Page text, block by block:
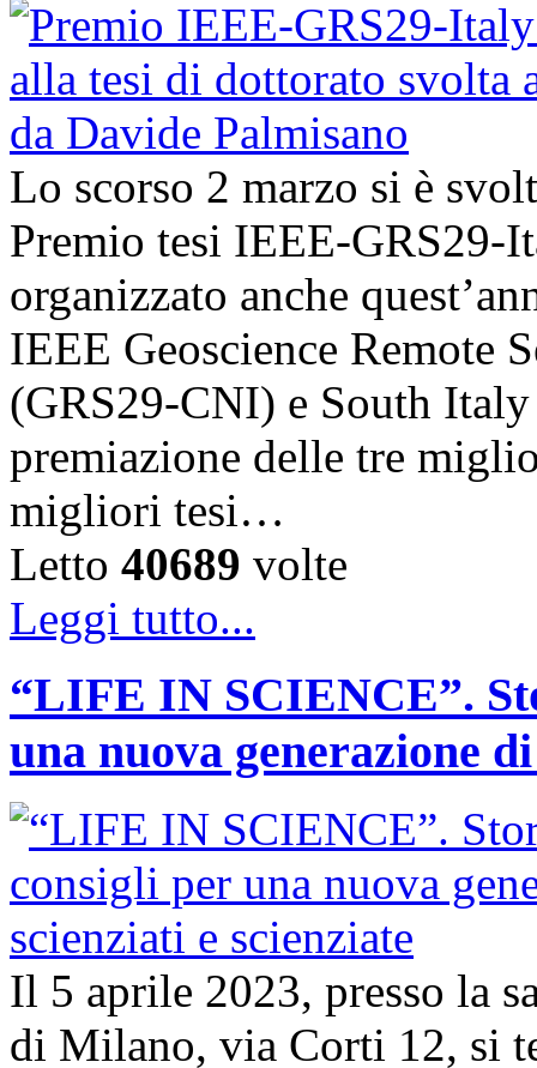
Lo scorso 2 marzo si è
Premio tesi IEEE-GRS29-
organizzato anche
IEEE Geoscience Remote
(GRS29-CNI) e South
premiazione delle tre
migliori tesi…
Letto 40689 volte
Leggi tutto...
“LIFE IN SCIENCE”.
una nuova generazione
Il 5 aprile 2023, presso la
di Milano, via Corti 12, si